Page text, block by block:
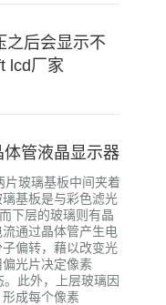
之后会显示不
lcd厂家
管液晶显示器
玻璃基板中间夹着
基板是与彩色滤光
下层的玻璃则有晶
通过晶体管产生电
偏转，藉以改变光
光片决定像素
。此外，上层玻璃因
成每个像素